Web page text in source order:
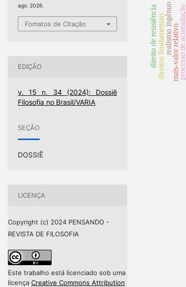
ago. 2026.
Fomatos de Citação
EDIÇÃO
v. 15 n. 34 (2024): Dossiê
Filosofia no Brasil/VARIA
SEÇÃO
DOSSIÊ
LICENÇA
Copyright (c) 2024 PENSANDO -
REVISTA DE FILOSOFIA
Este trabalho está licenciado sob uma
licença Creative Commons Attribution
processo de acumulação
mais-valor relativo
realismo ingênuo
direitos fundamentais
direito de resistência